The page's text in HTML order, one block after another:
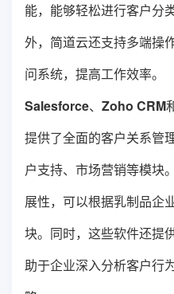
能，能够轻松进行客户分
外，简道云还支持多端操
问系统，提高工作效率。
Salesforce、 Zoho CRM
提供了全面的客户关系管
户支持、市场营销等模块
展性，可以根据乳制品企
块。同时，这些软件还提
助于企业深入分析客户行